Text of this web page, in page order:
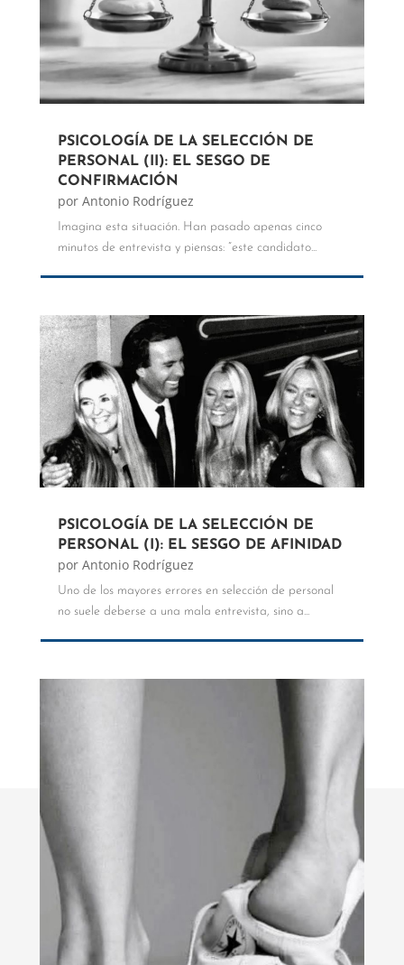
PSICOLOGÍA DE LA SELECCIÓN DE
PERSONAL (II): EL SESGO DE
CONFIRMACIÓN
por Antonio Rodríguez
Imagina esta situación. Han pasado apenas cinco
minutos de entrevista y piensas: “este candidato...
PSICOLOGÍA DE LA SELECCIÓN DE
PERSONAL (I): EL SESGO DE AFINIDAD
por Antonio Rodríguez
Uno de los mayores errores en selección de personal
no suele deberse a una mala entrevista, sino a...